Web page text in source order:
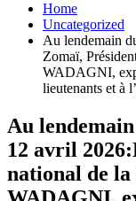
Home
Uncategorized
Au lendemain
Zomaï,
WADAGNI,
lieutenants et à
Au
12 avril
national de la